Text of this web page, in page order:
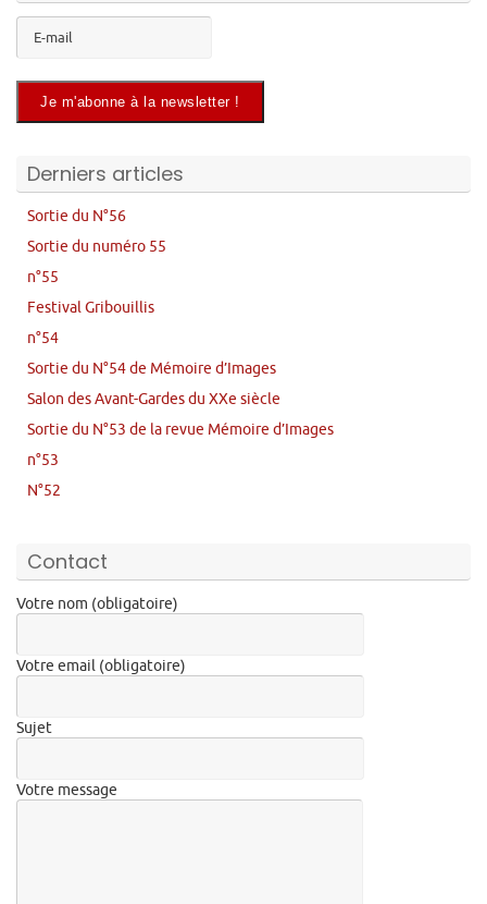
Derniers articles
Sortie du N°56
Sortie du numéro 55
n°55
Festival Gribouillis
n°54
Sortie du N°54 de Mémoire d’Images
Salon des Avant-Gardes du XXe siècle
Sortie du N°53 de la revue Mémoire d’Images
n°53
N°52
Contact
Votre nom (obligatoire)
Votre email (obligatoire)
Sujet
Votre message